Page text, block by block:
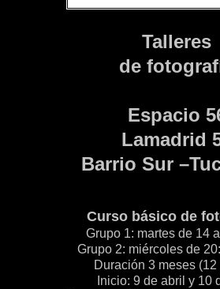
Talleres
de
Espacio
Lamadrid
Barrio Sur
Curso básico de
Grupo 1: martes de 14
Grupo 2: miércoles de
Duración 3 meses (12
Inicio: 9 de abril y 10